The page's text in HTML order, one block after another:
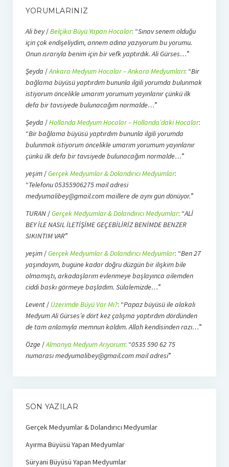
YORUMLARINIZ
Ali bey/Belçika Büyü Yapan Hocalar: “Sınav senem olduğu
için çok endişeliydim, annem adına yazıyorum bu yorumu.
Onun ısrarıyla benim için bir vefk yaptırdık. Ali Gürses…”
Şeyda /Ankara Medyum Hocalar – Ankara Medyumları: “Bir
bağlama büyüsü yaptırdım bununla ilgili yorumda bulunmak
istiyorum öncelikle umarım yorumum yayınlanır çünkü ilk
defa bir tavsiyede bulunacağım normalde…”
Şeyda /Hollanda Medyum Hocalar – Hollanda’daki Hocalar:
“Bir bağlama büyüsü yaptırdım bununla ilgili yorumda
bulunmak istiyorum öncelikle umarım yorumum yayınlanır
çünkü ilk defa bir tavsiyede bulunacağım normalde…”
yeşim/Gerçek Medyumlar & Dolandırıcı Medyumlar:
“Telefonu 05355906275 mail adresi
medyumalibey@gmail.com maillere de aynı gün dönüyor.”
TURAN/Gerçek Medyumlar & Dolandırıcı Medyumlar: “ALİ
BEY İLE NASIL İLETİŞİME GEÇEBİLİRİZ BENİMDE BENZER
SIKINTIM VAR”
yeşim/Gerçek Medyumlar & Dolandırıcı Medyumlar: “Ben 27
yaşındayım, bugüne kadar doğru düzgün bir ilişkim bile
olmamıştı, arkadaşlarım evlenmeye başlayınca ailemden
ciddi baskı görmeye başladım. Sülalemizde…”
Levent/ Üzerimde Büyü Var Mı?: “Papaz büyüsü ile alakalı
Medyum Ali Gürses’e dört kez çalışma yaptırdım dördünden
de tam anlamıyla memnun kaldım. Allah kendisinden razı…”
Özge/Almanya Medyum Arıyorum: “0535 590 62 75
numarası medyumalibey@gmail.com mail adresi”
SON YAZILAR
Gerçek Medyumlar & Dolandırıcı Medyumlar
Ayırma Büyüsü Yapan Medyumlar
Süryani Büyüsü Yapan Medyumlar